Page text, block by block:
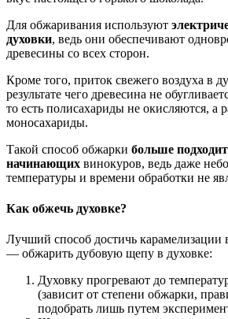
Для обжаривания используют
духовки, ведь они обеспечивают
древесины со всех сторон.
Кроме того, приток свежего воздуха в
результате чего древесина не
то есть полисахариды не окисляются, а
моносахариды.
Такой способ обжарки больше
начинающих винокуров, ведь даже
температуры и времени обработки не
Как обжечь духовке?
Лучший способ достичь карамелизации
— обжарить дубовую щепу в духовке:
Духовку прогревают до
(зависит от степени обжарки,
подобрать лишь путем